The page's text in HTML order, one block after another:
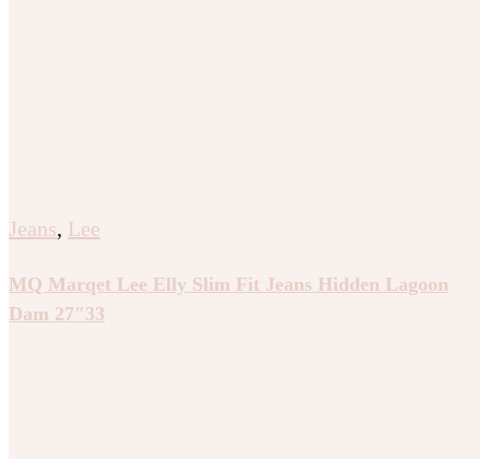
Jeans, Lee
MQ Marqet Lee Elly Slim Fit Jeans Hidden Lagoon
Dam 27″33